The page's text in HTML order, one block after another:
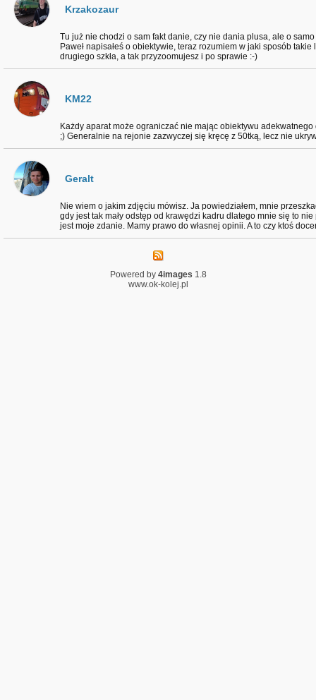
Krzakozaur
Tu już nie chodzi o sam fakt danie, czy nie dania plusa, ale o
Paweł napisałeś o obiektywie, teraz rozumiem w jaki sposób
drugiego szkła, a tak przyzoomujesz i po sprawie :-)
KM22
Każdy aparat może ograniczać nie mając obiektywu
;) Generalnie na rejonie zazwyczej się kręcę z 50tką, lecz nie
Geralt
Nie wiem o jakim zdjęciu mówisz. Ja powiedziałem, mnie
gdy jest tak mały odstęp od krawędzi kadru dlatego mnie się to
jest moje zdanie. Mamy prawo do własnej opinii. A to czy ktoś
Powered by 4images 1.8
www.ok-kolej.pl